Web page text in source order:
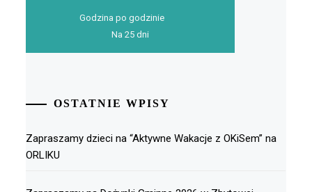
Godzina po godzinie
Na 25 dni
OSTATNIE WPISY
Zapraszamy dzieci na “Aktywne Wakacje z OKiSem” na
ORLIKU